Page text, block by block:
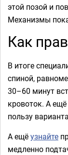
этой позой и
Механизмы
Как
В итоге
спиной,
30–60 минут
кровоток. А ещё
пользу
А ещёузнайте
медленно